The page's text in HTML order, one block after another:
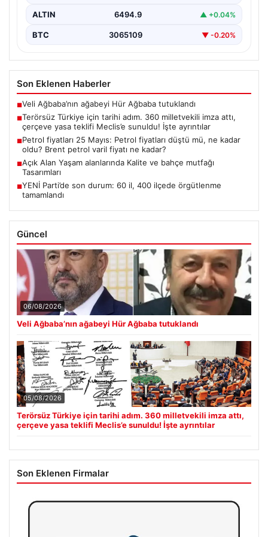
ALTIN 6494.9 ▲ +0.04%
BTC 3065109 ▼ -0.20%
Son Eklenen Haberler
■Veli Ağbaba’nın ağabeyi Hür Ağbaba tutuklandı
■Terörsüz Türkiye için tarihi adım. 360 milletvekili imza attı,
çerçeve yasa teklifi Meclis’e sunuldu! İşte ayrıntılar
■Petrol fiyatları 25 Mayıs: Petrol fiyatları düştü mü, ne kadar
oldu? Brent petrol varil fiyatı ne kadar?
■Açık Alan Yaşam alanlarında Kalite ve bahçe mutfağı
Tasarımları
■YENİ Parti’de son durum: 60 il, 400 ilçede örgütlenme
tamamlandı
Güncel
06/08/2026
Veli Ağbaba’nın ağabeyi Hür Ağbaba tutuklandı
05/08/2026
Terörsüz Türkiye için tarihi adım. 360 milletvekili imza attı,
çerçeve yasa teklifi Meclis’e sunuldu! İşte ayrıntılar
Son Eklenen Firmalar